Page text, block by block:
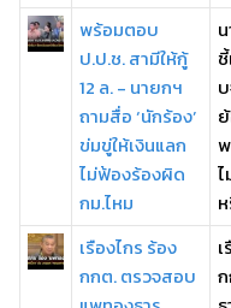
พร้อมตอบ
ป.ป.ช. สามีให้กู้
12 ล. - นายกฯ
ถามสื่อ ‘นักร้อง’
ข่มขู่ให้เงินแลก
ไม่ฟ้องร้องผิด
กม.ไหม
เรืองไกร ร้อง
กกต. ตรวจสอบ